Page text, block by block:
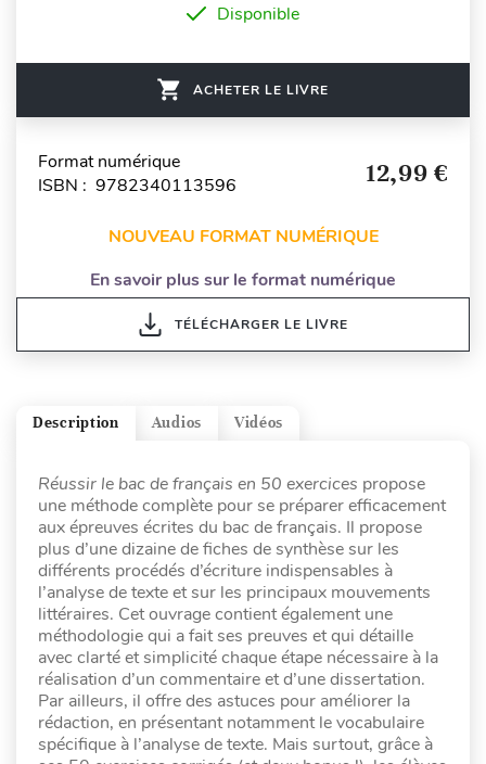
Disponible
ACHETER LE LIVRE
Format numérique
ISBN : 9782340113596
12,99 €
NOUVEAU FORMAT NUMÉRIQUE
En savoir plus sur le format numérique
TÉLÉCHARGER LE LIVRE
Vidéos
Audios
Description
Réussir le bac de français en 50 exercices propose
une méthode complète pour se préparer efficacement
aux épreuves écrites du bac de français. Il propose
plus d’une dizaine de fiches de synthèse sur les
différents procédés d’écriture indispensables à
l’analyse de texte et sur les principaux mouvements
littéraires. Cet ouvrage contient également une
méthodologie qui a fait ses preuves et qui détaille
avec clarté et simplicité chaque étape nécessaire à la
réalisation d’un commentaire et d’une dissertation.
Par ailleurs, il offre des astuces pour améliorer la
rédaction, en présentant notamment le vocabulaire
spécifique à l’analyse de texte. Mais surtout, grâce à